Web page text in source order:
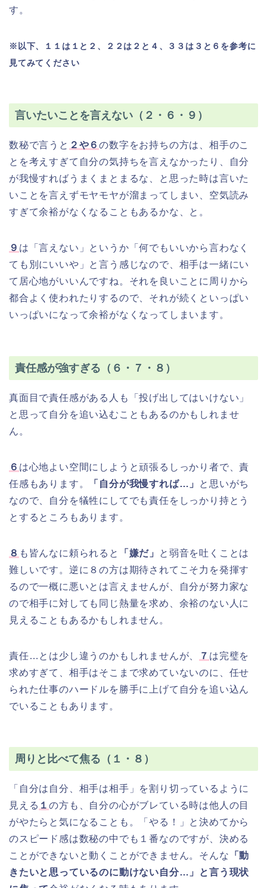
す。
※以下、１１は１と２、２２は２と４、３３は３と６を参考に
見てみてください
言いたいことを言えない（２・６・９）
数秘で言うと ２や６の数字をお持ちの方は、相手のこ
とを考えすぎて自分の気持ちを言えなかったり、自分
が我慢すればうまくまとまるな、と思った時は言いた
いことを言えずモヤモヤが溜まってしまい、空気読み
すぎて余裕がなくなることもあるかな、と。
９ は「言えない」というか「何でもいいから言わなく
ても別にいいや」と言う感じなので、相手は一緒にい
て居心地がいいんですね。それを良いことに周りから
都合よく使われたりするので、それが続くといっぱい
いっぱいになって余裕がなくなってしまいます。
責任感が強すぎる（６・７・８）
真面目で責任感がある人も「投げ出してはいけない」
と思って自分を追い込むこともあるのかもしれませ
ん。
６ は心地よい空間にしようと頑張るしっかり者で、責
任感もあります。
「自分が我慢すれば…」
と思いがち
なので、自分を犠牲にしてでも責任をしっかり持とう
とするところもあります。
８ も皆んなに頼られると 「嫌だ」
と弱音を吐くことは
難しいです。逆に８の方は期待されてこそ力を発揮す
るので一概に悪いとは言えませんが、自分が努力家な
ので相手に対しても同じ熱量を求め、余裕のない人に
見えることもあるかもしれません。
責任…とは少し違うのかもしれませんが、 ７ は完璧を
求めすぎて、相手はそこまで求めていないのに、任せ
られた仕事のハードルを勝手に上げて自分を追い込ん
でいることもあります。
周りと比べて焦る（１・８）
「自分は自分、相手は相手」を割り切っているように
見える １の方も、自分の心がブレている時は他人の目
がやたらと気になることも。「やる！」と決めてから
のスピード感は数秘の中でも１番なのですが、決める
ことができないと動くことができません。そんな 「動
きたいと思っているのに動けない自分…」と言う現状